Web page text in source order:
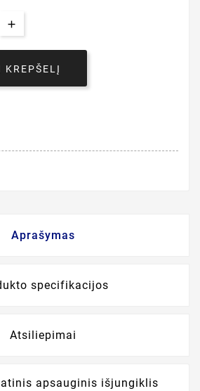
KREPŠELĮ
Aprašymas
specifikacijos
Atsiliepimai
apsauginis išjungiklis